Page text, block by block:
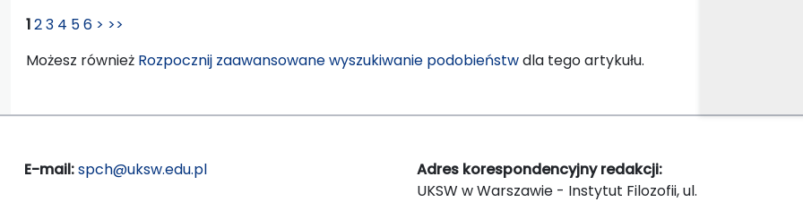
123 4 56 > >>
Możesz również Rozpocznij zaawansowane wyszukiwanie podobieństwdla tego artykułu.
E-mail:spch@uksw.edu.pl
Adres korespondencyjny redakcji:
UKSW w Warszawie - Instytut Filozofii, ul.